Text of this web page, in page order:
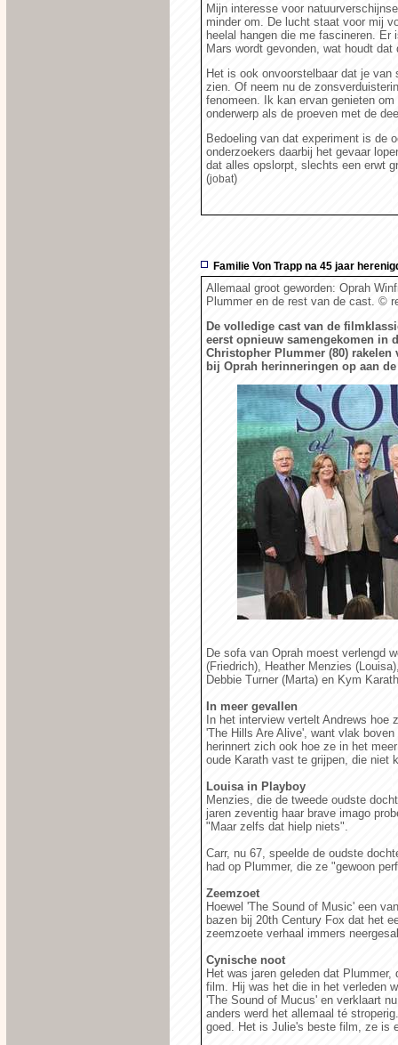
Mijn interesse voor
minder om. De lucht staat voor mij
heelal hangen die me fascineren.
Mars wordt gevonden, wat houdt dat
Het is ook onvoorstelbaar dat je
zien. Of neem nu de
fenomeen. Ik kan ervan genieten
onderwerp als de proeven met de
Bedoeling van dat experiment is de
onderzoekers daarbij het gevaar
dat alles opslorpt, slechts een erwt
(jobat)
Familie Von Trapp na 45 jaar
Allemaal groot geworden: Oprah
Plummer en de rest van de cast. ©
De volledige cast van de
eerst opnieuw samengekomen in
Christopher Plummer (80) rakelen
bij Oprah herinneringen op aan
De sofa van Oprah moest verlengd
(Friedrich), Heather Menzies
Debbie Turner (Marta) en Kym
In meer gevallen
In het interview vertelt Andrews hoe
'The Hills Are Alive', want vlak
herinnert zich ook hoe ze in het
oude Karath vast te grijpen, die niet
Louisa in Playboy
Menzies, die de tweede oudste
jaren zeventig haar brave imago
"Maar zelfs dat hielp niets".
Carr, nu 67, speelde de oudste
had op Plummer, die ze "gewoon
Zeemzoet
Hoewel 'The Sound of Music' een
bazen bij 20th Century Fox dat het
zeemzoete verhaal immers
Cynische noot
Het was jaren geleden dat
film. Hij was het die in het verleden
'The Sound of Mucus' en verklaart
anders werd het allemaal té
goed. Het is Julie's beste film, ze is